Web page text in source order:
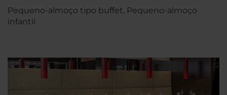
Pequeno-almoço tipo buffet, Pequeno-almoço
infantil